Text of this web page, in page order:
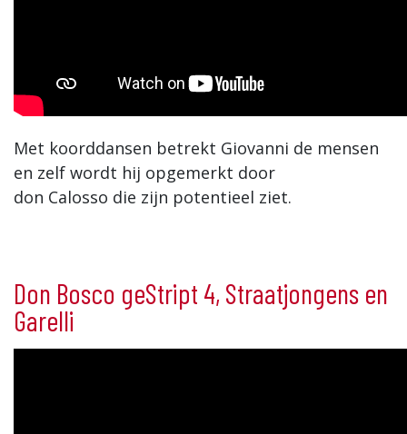
Met koorddansen betrekt Giovanni de mensen
en zelf wordt hij opgemerkt door
don Calosso die zijn potentieel ziet.
Don Bosco geStript 4, Straatjongens en
Garelli